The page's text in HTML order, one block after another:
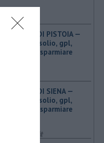
PROVINCIA DI PISTOIA — ​
Benzina, gasolio, gpl,
ecco dove risparmiare
PROVINCIA DI SIENA — ​
Benzina, gasolio, gpl,
ecco dove risparmiare